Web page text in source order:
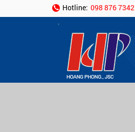
Hotline: 098 876 7342